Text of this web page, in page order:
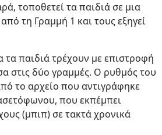
τοποθετεί τα παιδιά σε μια
τη Γραμμή 1 και τους εξηγεί
τα παιδιά τρέχουν με επιστροφή
στις δύο γραμμές. Ο ρυθμός του
το αρχείο που αντιγράφηκε
που εκπέμπει
(μπιπ) σε τακτά χρονικά